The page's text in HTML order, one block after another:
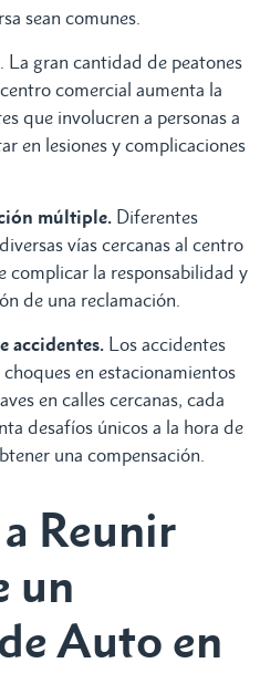
sean comunes.
. La gran cantidad de peatones
comercial aumenta la
que involucren a personas a
en lesiones y complicaciones
múltiple. Diferentes
vías cercanas al centro
complicar la responsabilidad y
de una reclamación.
accidentes. Los accidentes
en estacionamientos
en calles cercanas, cada
desafíos únicos a la hora de
una compensación.
Reunir
un
Auto en